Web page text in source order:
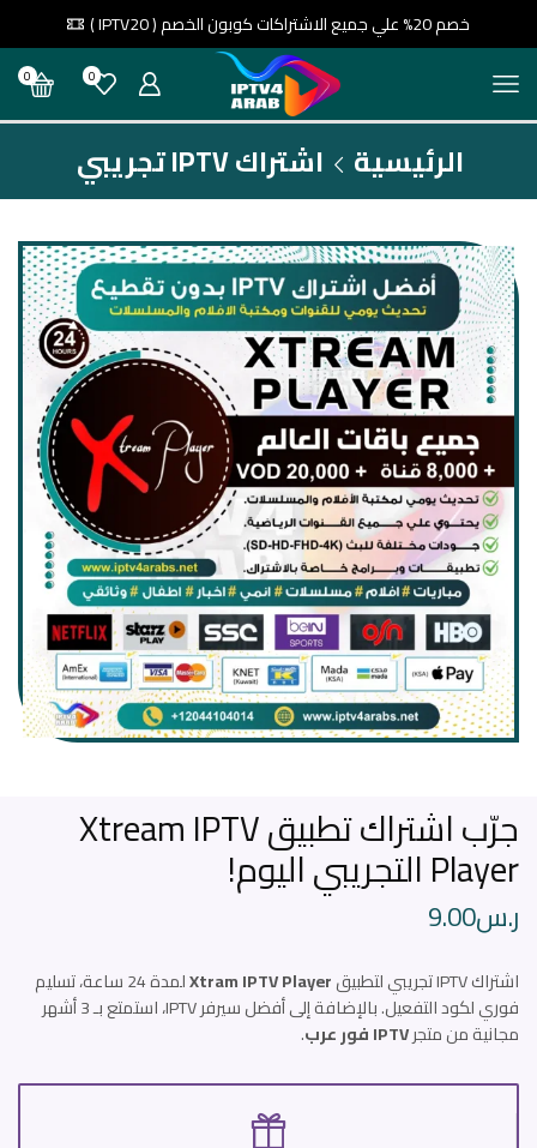
خصم 20% علي جميع الاشتراكات كوبون الخصم ( IPTV20 )
0
0
الرئيسية اشتراك IPTV تجريبي
جرّب اشتراك تطبيق Xtream IPTV
Player التجريبي اليوم!
ر.س9.00
اشتراك IPTV تجريبي لتطبيق
لمدة 24 ساعة، تسليم
فوري لكود التفعيل. بالإضافة إلى أفضل سيرفر IPTV، استمتع بـ 3 أشهر
مجانية من متجرIPTV فور عرب .